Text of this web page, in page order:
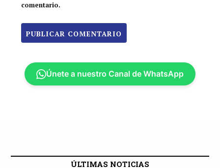
comentario.
Únete a nuestro Canal de WhatsApp
ÚLTIMAS NOTICIAS